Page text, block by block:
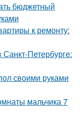
бюджетный
к ремонту:
Петербурге:
своими руками
мальчика 7